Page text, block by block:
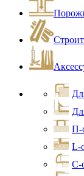
П-
L-
С-